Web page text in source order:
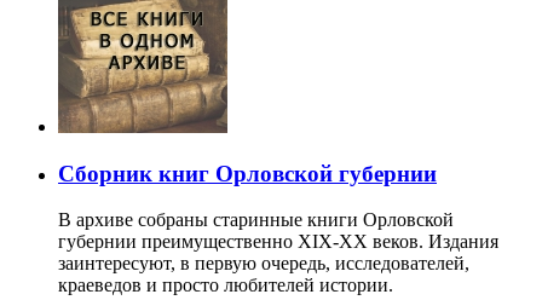
Сборник книг Орловской губернии
В архиве собраны старинные книги Орловской
губернии преимущественно XIX-ХХ веков. Издания
заинтересуют, в первую очередь, исследователей,
краеведов и просто любителей истории.